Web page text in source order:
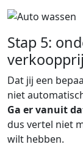
Stap 5:
Dat jij een
niet
Ga er vanuit
dus vertel niet
wilt hebben.